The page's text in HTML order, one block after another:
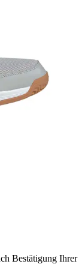
Bestätigung Ihrer